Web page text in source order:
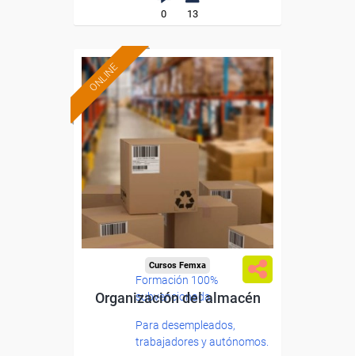
0 13
ONLINE
Formación 100%
subvencionada.
Para desempleados,
trabajadores y autónomos.
Cursos Femxa
Organización del almacén